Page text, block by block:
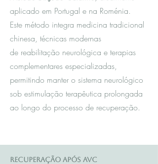
aplicado em Portugal e na Roménia.
Este método integra medicina tradicional
chinesa, técnicas modernas
de reabilitação neurológica e terapias
complementares especializadas,
permitindo manter o sistema neurológico
sob estimulação terapêutica prolongada
ao longo do processo de recuperação.
Recuperação após AVC